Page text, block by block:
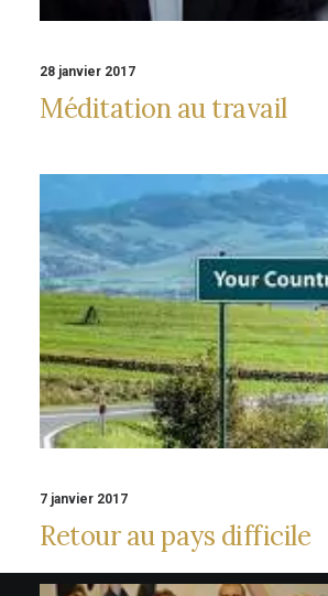
28 janvier 2017
Méditation au travail
7 janvier 2017
Retour au pays difficile